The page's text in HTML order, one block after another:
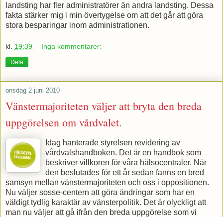
landsting har fler administratörer än andra landsting. Dessa
fakta stärker mig i min övertygelse om att det går att göra
stora besparingar inom administrationen.
kl. 19:39 Inga kommentarer:
Dela
onsdag 2 juni 2010
Vänstermajoriteten väljer att bryta den breda
uppgörelsen om vårdvalet.
Idag hanterade styrelsen revidering av
vårdvalshandboken. Det är en handbok som
beskriver villkoren för våra hälsocentraler. När
den beslutades för ett år sedan fanns en bred
samsyn mellan vänstermajoriteten och oss i oppositionen.
Nu väljer sosse-centern att göra ändringar som har en
väldigt tydlig karaktär av vänsterpolitik. Det är olyckligt att
man nu väljer att gå ifrån den breda uppgörelse som vi